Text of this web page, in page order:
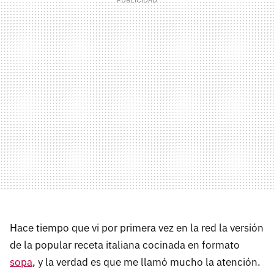
Hace tiempo que vi por primera vez en la red la versión
de la popular receta italiana cocinada en formato
sopa, y la verdad es que me llamó mucho la atención.